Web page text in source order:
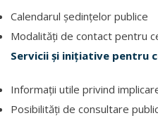
Calendarul ședințelor publice
Modalități de contact pentru
Servicii și inițiative pentru
Informații utile privind
Posibilități de consultare